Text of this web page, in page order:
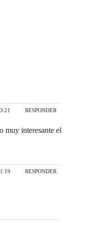
RESPONDER
muy interesante el
RESPONDER